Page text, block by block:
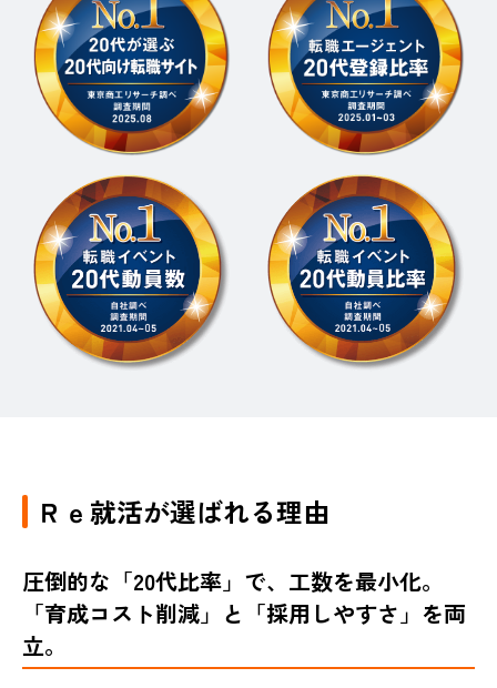
Ｒｅ就活が選ばれる理由
圧倒的な「20代比率」で、工数を最小化。
「育成コスト削減」と「採用しやすさ」を両
立。